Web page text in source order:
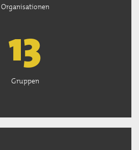
Organisationen
13
Gruppen